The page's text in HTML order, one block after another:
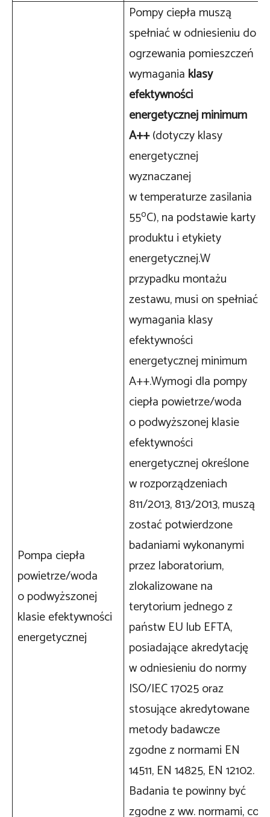
Pompa ciepła
powietrze/woda
o podwyższonej
klasie efektywności
energetycznej
Pompy ciepła muszą
spełniać w odniesieniu do
ogrzewania pomieszczeń
wymagania klasy
efektywności
energetycznej minimum
A++(dotyczy klasy
energetycznej
wyznaczanej
w temperaturze zasilania
55oC), na podstawie karty
produktu i etykiety
energetycznej.W
przypadku montażu
zestawu, musi on spełniać
wymagania klasy
efektywności
energetycznej minimum
A++.Wymogi dla pompy
ciepła powietrze/woda
o podwyższonej klasie
efektywności
energetycznej określone
w rozporządzeniach
811/2013, 813/2013, muszą
zostać potwierdzone
badaniami wykonanymi
przez laboratorium,
zlokalizowane na
terytorium jednego z
państw EU lub EFTA,
posiadające akredytację
w odniesieniu do normy
ISO/IEC 17025 oraz
stosujące akredytowane
metody badawcze
zgodne z normami EN
14511, EN 14825, EN 12102.
Badania te powinny być
zgodne z ww. normami, co